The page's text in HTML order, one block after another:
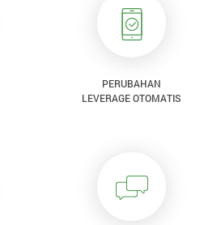
PERUBAHAN
LEVERAGE OTOMATIS